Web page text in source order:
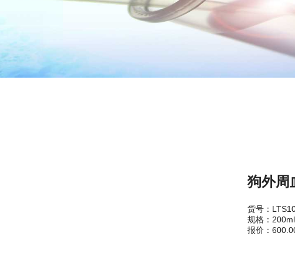
狗外周
货号：
规格：
报价：